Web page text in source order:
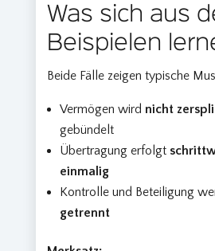
Was sich aus
Beispielen
Beide Fälle zeigen typische
Vermögen wird nicht
gebündelt
Übertragung erfolgt
einmalig
Kontrolle und Beteiligung
getrennt